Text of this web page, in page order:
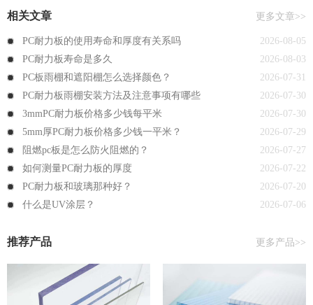
相关文章 更多文章>>
PC耐力板的使用寿命和厚度有关系吗
2026-08-05
PC耐力板寿命是多久
2026-08-03
PC板雨棚和遮阳棚怎么选择颜色？
2026-07-31
PC耐力板雨棚安装方法及注意事项有哪些
2026-07-30
3mmPC耐力板价格多少钱每平米
2026-07-30
5mm厚PC耐力板价格多少钱一平米？
2026-07-29
阻燃pc板是怎么防火阻燃的？
2026-07-27
如何测量PC耐力板的厚度
2026-07-22
PC耐力板和玻璃那种好？
2026-07-20
什么是UV涂层？
2026-07-06
推荐产品 更多产品>>